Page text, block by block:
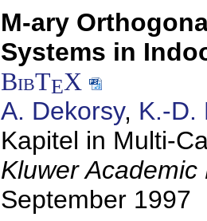
M-ary
Systems in
BibTEX
A. Dekorsy, K.-D.
Kapitel in Multi-
Kluwer
September 1997